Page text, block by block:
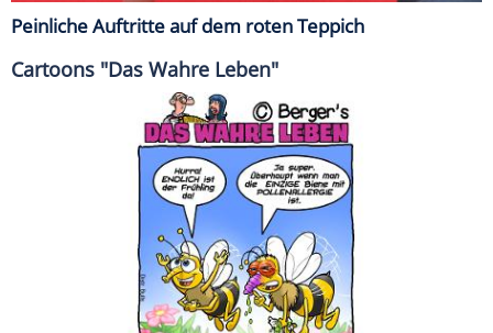
Peinliche Auftritte auf dem roten Teppich
Cartoons "Das Wahre Leben"